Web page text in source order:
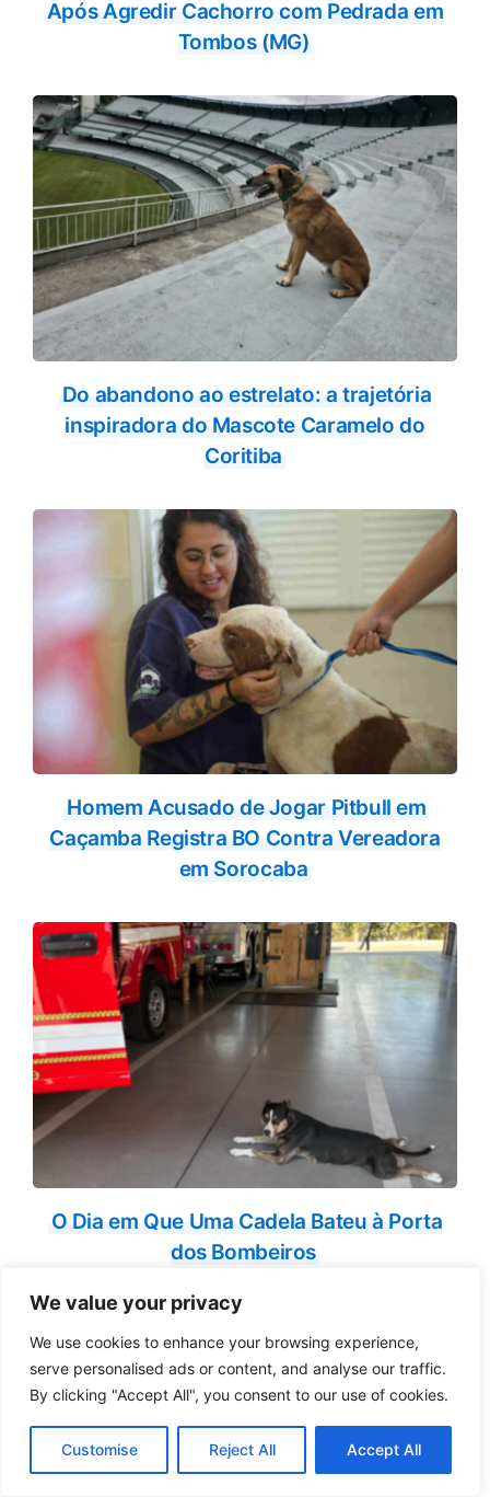
We value your privacy
We use cookies to enhance your browsing experience,
serve personalised ads or content, and analyse our traffic.
By clicking "Accept All", you consent to our use of cookies.
Customise Reject All Accept All
Após Agredir Cachorro com Pedrada em
Tombos (MG)
Do abandono ao estrelato: a trajetória
inspiradora do Mascote Caramelo do
Coritiba
Homem Acusado de Jogar Pitbull em
Caçamba Registra BO Contra Vereadora
em Sorocaba
O Dia em Que Uma Cadela Bateu à Porta
dos Bombeiros